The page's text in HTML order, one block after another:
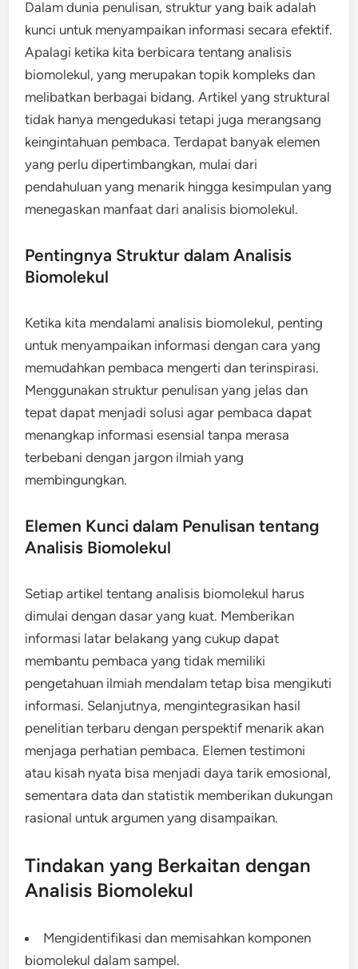
Dalam dunia penulisan, struktur yang baik adalah
kunci untuk menyampaikan informasi secara efektif.
Apalagi ketika kita berbicara tentang analisis
biomolekul, yang merupakan topik kompleks dan
melibatkan berbagai bidang. Artikel yang struktural
tidak hanya mengedukasi tetapi juga merangsang
keingintahuan pembaca. Terdapat banyak elemen
yang perlu dipertimbangkan, mulai dari
pendahuluan yang menarik hingga kesimpulan yang
menegaskan manfaat dari analisis biomolekul.
Pentingnya Struktur dalam Analisis
Biomolekul
Ketika kita mendalami analisis biomolekul, penting
untuk menyampaikan informasi dengan cara yang
memudahkan pembaca mengerti dan terinspirasi.
Menggunakan struktur penulisan yang jelas dan
tepat dapat menjadi solusi agar pembaca dapat
menangkap informasi esensial tanpa merasa
terbebani dengan jargon ilmiah yang
membingungkan.
Elemen Kunci dalam Penulisan tentang
Analisis Biomolekul
Setiap artikel tentang analisis biomolekul harus
dimulai dengan dasar yang kuat. Memberikan
informasi latar belakang yang cukup dapat
membantu pembaca yang tidak memiliki
pengetahuan ilmiah mendalam tetap bisa mengikuti
informasi. Selanjutnya, mengintegrasikan hasil
penelitian terbaru dengan perspektif menarik akan
menjaga perhatian pembaca. Elemen testimoni
atau kisah nyata bisa menjadi daya tarik emosional,
sementara data dan statistik memberikan dukungan
rasional untuk argumen yang disampaikan.
Tindakan yang Berkaitan dengan
Analisis Biomolekul
Mengidentifikasi dan memisahkan komponen
biomolekul dalam sampel.